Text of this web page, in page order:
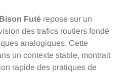
Bison Futé repose sur un
des trafics routiers fondé
analogiques. Cette
un contexte stable, montrait
rapide des pratiques de